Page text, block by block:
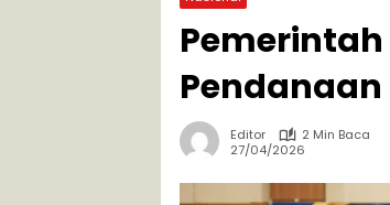
Editor
2 Min Baca
27/04/2026